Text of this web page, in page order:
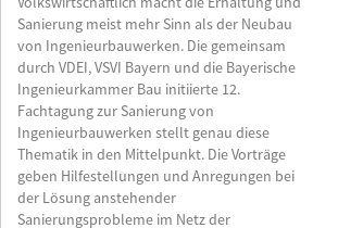
Sanierung meist mehr Sinn als der Neubau
von Ingenieurbauwerken. Die gemeinsam
durch VDEI, VSVI Bayern und die Bayerische
Ingenieurkammer Bau initiierte 12.
Fachtagung zur Sanierung von
Ingenieurbauwerken stellt genau diese
Thematik in den Mittelpunkt. Die Vorträge
geben Hilfestellungen und Anregungen bei
der Lösung anstehender
Sanierungsprobleme im Netz der